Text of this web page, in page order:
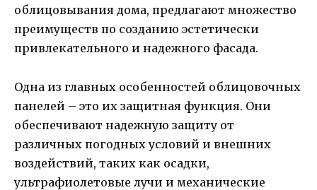
облицовывания дома, предлагают множество
преимуществ по созданию эстетически
привлекательного и надежного фасада.
Одна из главных особенностей облицовочных
панелей – это их защитная функция. Они
обеспечивают надежную защиту от
различных погодных условий и внешних
воздействий, таких как осадки,
ультрафиолетовые лучи и механические